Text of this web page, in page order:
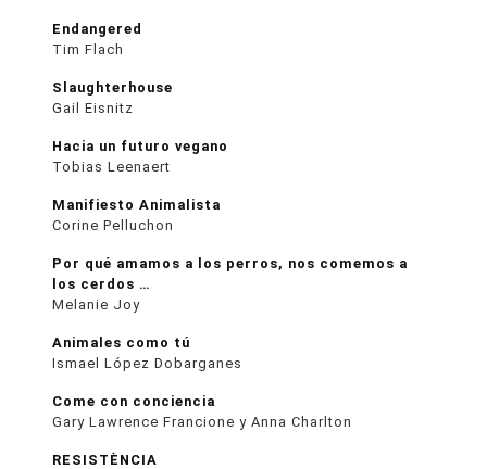
Endangered
Tim Flach
Slaughterhouse
Gail Eisnitz
Hacia un futuro vegano
Tobias Leenaert
Manifiesto Animalista
Corine Pelluchon
Por qué amamos a los perros, nos comemos a
los cerdos …
Melanie Joy
Animales como tú
Ismael López Dobarganes
Come con conciencia
Gary Lawrence Francione y Anna Charlton
RESISTÈNCIA